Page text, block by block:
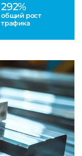
292%
общий рост
трафика